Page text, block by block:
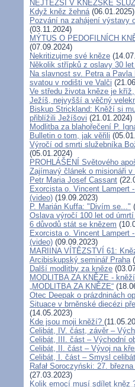
NEJTĚŽŠÍ V KNĚŽSKÉ
Když kněz žehná(06.01.2025)
Pozvání na zahájení výstavy
(03.11.2024)
MÝTUS O PEDOFILNÍCH
(07.09.2024)
Nekritizujme své kněze
Několik střípků z oslavy 30
Na slavnost sv. Petra a
svatou v rodišti ve Valči
Ve středu života kněze je
Ježíš, nejvyšší a věčný
Biskup Strickland: Kněží si
přiblížili Ježíšovi (21.01.2024)
Modlitba za blahořečení P.
Bulletin o tom, jak věřili
Výročí od smrti služebníka
(05.01.2024)
PROHLÁŠENÍ Světového
Zajímavý článek o misionáři v
Petr Maria Josef Cassant
Exorcista o. Vincent Lampert
(video) (19.09.2023)
P. Marián Kuffa: "Divím se..."
Oslava výročí 100 let od
6 důvodů stát se knězem
Exorcista o. Vincent Lampert
(video) (09.09.2023)
MARIINA VÍTĚZSTVÍ 61:
Arcibiskupský seminář Praha
Další modlitby za kněze
MODLITBA ZA KNĚZE -
„MODLITBA ZA KNĚZE“
Otec Deepak o prázdninách
Situace v brněnské diecézi
(14.05.2023)
Kde jsou moji kněží?
Celibát, IV. část, závěr –
Celibát, III. část – Východní
Celibát, II. část – Vývoj na
Celibát, I. část – Smysl
Rafał Soroczyński: 27.
(27.03.2023)
Kolik emocí musí sdílet kněz